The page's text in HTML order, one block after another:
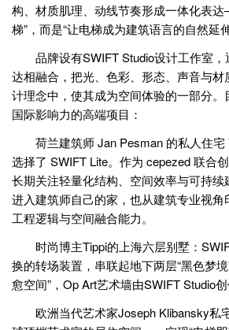
构、材质肌理、动线节奏形成一体化表
梯”，而是“让电梯成为建筑语言的自然延伸
品牌设有SWIFT Studio设计工作室，
达相融合，把光、色彩、形态、声音与
计理念中，使其成为空间体验的一部分
国际影响力的高端项目：
荷兰建筑师 Jan Pesman 的私人住宅
选择了 SWIFT Lite。作为 cepezed 联合
长期关注轻量化结构、空间效率与可持续
进入建筑师自己的家，也从建筑专业视角
工程逻辑与空间融合能力。
时尚博主Tippi的上海六层别墅：
换的转场装置，串联起地下两层“黑色梦
愈空间”，Op Art艺术墙由SWIFT Studio创
欧洲当代艺术家Joseph Klibansky私